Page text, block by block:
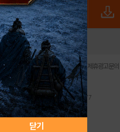
닫기
전체앱
호정책 | 불법촬영물 신고센터 | 제휴광고문의
마트나우 대표이사:송현두
:063-284-8635 팩스:02-6265-0377
일자:2016년4월25일
| 편집인:김동욱